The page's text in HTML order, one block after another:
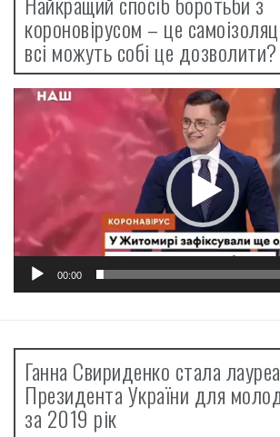
короновірусом – це
всі можуть собі це дозволити?
Відеопрогравач
00:00
Ганна Свириденко стала
Президента України для
за 2019 рік